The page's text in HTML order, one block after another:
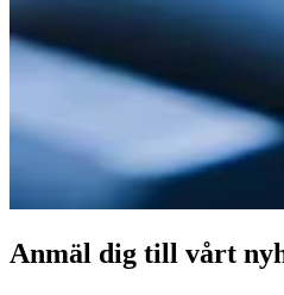
Anmäl dig till vårt